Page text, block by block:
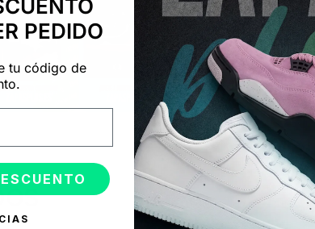
PEDIDO
tu código de